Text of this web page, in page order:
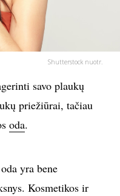
Shutterstock nuotr.
savo plaukų
priežiūrai, tačiau
oda.
yra bene
Kosmetikos ir